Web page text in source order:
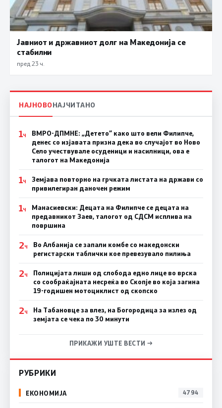
Јавниот и државниот долг на Македонија се
стабилни
пред 23 ч.
НАЈНОВОНАЈЧИТАНО
1Ч
ВМРО-ДПМНЕ: „Детето“ како што вели Филипче,
денес со изјавата призна дека во случајот во Ново
Село учествувале осуденици и насилници, ова е
талогот на Македонија
1Ч
Земјава повторно на грчката листата на држави со
привилегиран даночен режим
1Ч
Манасиевски: Децата на Филипче се децата на
предавникот Заев, талогот од СДСМ исплива на
површина
2Ч
Во Албанија се запали комбе со македонски
регистарски таблички кое превезувало пилиња
2Ч
Полицијата лиши од слобода едно лице во врска
со сообраќајната несреќа во Скопје во која загина
19-годишен мотоциклист од скопско
2Ч
На Табановце за влез, на Богородица за излез од
земјата се чека по 30 минути
ПРИКАЖИ УШТЕ ВЕСТИ →
РУБРИКИ
ЕКОНОМИЈА 4794